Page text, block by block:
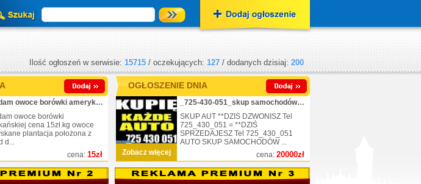
Ilość ogłoszeń w serwisie: 15715 / oczekujących: 127 / dodanych dzisiaj: 200
cena: 15zł
Sprzedam owoce borówki amerykańskiej
owoce borówki
cena 15zł.kg owoce
plantacja położona z
d...
OGŁOSZENIE DNIA
Zobacz więcej cena: 20000zł
_725-430-051_skup samochodów_nr.1
SKUP AUT **DZIŚ DZWONISZ Tel
725_430_051 = **DZIŚ
SPRZEDAJESZ Tel 725_430_051
AUTO SKUP SAMOCHODÓW ...